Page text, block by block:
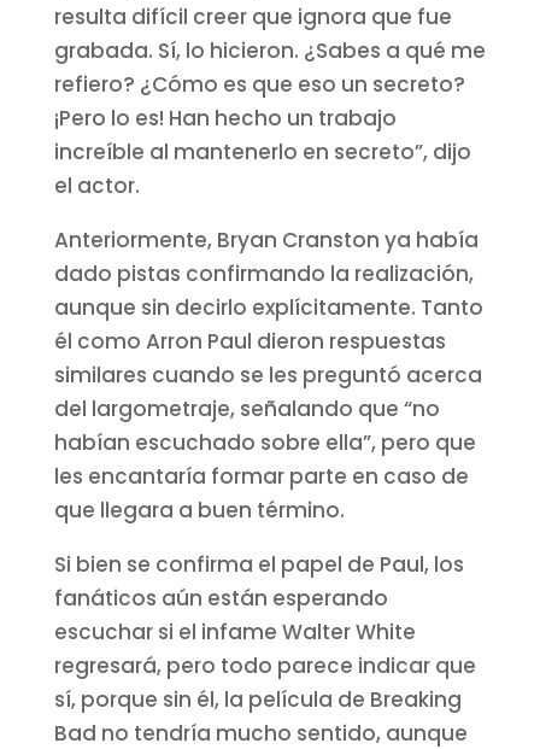
resulta difícil creer que ignora que fue
grabada. Sí, lo hicieron. ¿Sabes a qué me
refiero? ¿Cómo es que eso un secreto?
¡Pero lo es! Han hecho un trabajo
increíble al mantenerlo en secreto”, dijo
el actor.
Anteriormente, Bryan Cranston ya había
dado pistas confirmando la realización,
aunque sin decirlo explícitamente. Tanto
él como Arron Paul dieron respuestas
similares cuando se les preguntó acerca
del largometraje, señalando que “no
habían escuchado sobre ella”, pero que
les encantaría formar parte en caso de
que llegara a buen término.
Si bien se confirma el papel de Paul, los
fanáticos aún están esperando
escuchar si el infame Walter White
regresará, pero todo parece indicar que
sí, porque sin él, la película de Breaking
Bad no tendría mucho sentido, aunque